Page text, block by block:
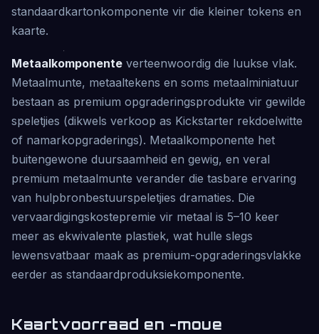
standaardkartonkomponente vir die kleiner tokens en
kaarte.
Metaalkomponente verteenwoordig die luukse vlak.
Metaalmunte, metaaltekens en soms metaalminiatuur
bestaan ​​as premium opgraderingsprodukte vir gewilde
speletjies (dikwels verkoop as Kickstarter rekdoelwitte
of namarkopgraderings). Metaalkomponente het
buitengewone duursaamheid en gewig, en veral
premium metaalmunte verander die tasbare ervaring
van hulpbronbestuurspeletjies dramaties. Die
vervaardigingskostepremie vir metaal is 5–10 keer
meer as ekwivalente plastiek, wat hulle slegs
lewensvatbaar maak as premium-opgraderingsvlakke
eerder as standaardproduksiekomponente.
Kaartvoorraad en -moue